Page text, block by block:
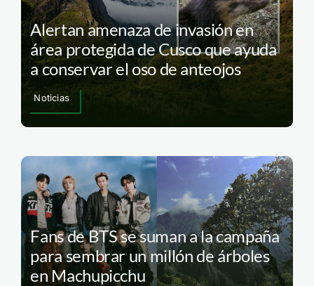
Alertan amenaza de invasión en
área protegida de Cusco que ayuda
a conservar el oso de anteojos
Noticias
Fans de BTS se suman a la campaña
para sembrar un millón de árboles
en Machupicchu